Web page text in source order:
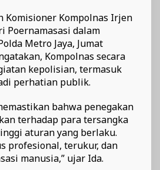
Komisioner Kompolnas Irjen
Poernamasasi dalam
Metro Jaya, Jumat
Kompolnas secara
kepolisian, termasuk
perhatian publik.
bahwa penegakan
terhadap para tersangka
aturan yang berlaku.
profesional, terukur, dan
manusia,” ujar Ida.